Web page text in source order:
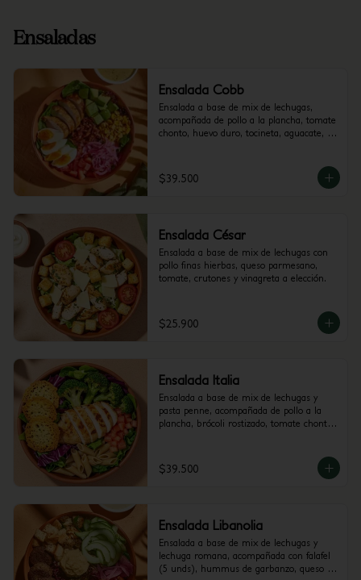
Ensaladas
Ensalada Cobb
Ensalada a base de mix de lechugas,
acompañada de pollo a la plancha, tomate
chonto, huevo duro, tocineta, aguacate,
Mediterránea.
$39.500
Ensalada César
Ensalada a base de mix de lechugas con
pollo finas hierbas, queso parmesano,
tomate, crutones y vinagreta a elección.
$25.900
Ensalada Italia
Ensalada a base de mix de lechugas y
pasta penne, acompañada de pollo a la
plancha, brócoli rostizado, tomate chonto
$39.500
Ensalada Libanolia
Ensalada a base de mix de lechugas y
lechuga romana, acompañada con falafel
(5 unds), hummus de garbanzo, queso